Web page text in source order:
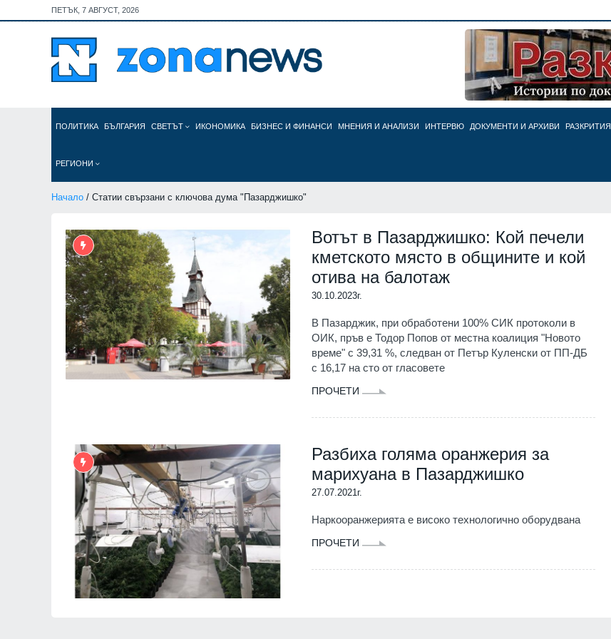
ПЕТЪК, 7 АВГУСТ, 2026
ПОЛИТИКА БЪЛГАРИЯ СВЕТЪТ ИКОНОМИКА БИЗНЕС И ФИНАНСИ МНЕНИЯ И АНАЛИЗИ ИНТЕРВЮ ДОКУМЕНТИ И АРХИВИ РАЗКРИТИЯ
РЕГИОНИ
Начало / Статии свързани с ключова дума "Пазарджишко"
Вотът в Пазарджишко: Кой печели
кметското място в общините и кой
отива на балотаж
30.10.2023г.
В Пазарджик, при обработени 100% СИК протоколи в
OИК, пръв е Тодор Попов от местна коалиция "Новото
време" с 39,31 %, следван от Петър Куленски от ПП-ДБ
с 16,17 на сто от гласовете
ПРОЧЕТИ
Разбиха голяма оранжерия за
марихуана в Пазарджишко
27.07.2021г.
Наркооранжерията е високо технологично оборудвана
ПРОЧЕТИ